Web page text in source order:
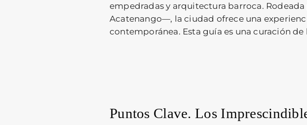
empedradas y arquitectura barroca.
Acatenango—, la ciudad ofrece una
contemporánea. Esta guía es una curación
Puntos Clave. Los